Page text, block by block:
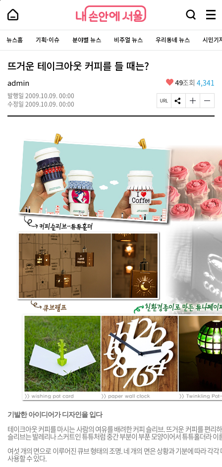
본
가
내
손
에
서
울
-
울
시
표
통
포
털
내
손
에
서
울
검
기
메
뉴
전
체
보
주
비
뉴스홈 기획·이슈 분야별 뉴스 비주얼 뉴스 우리동네 뉴스 시민기
뜨거운 테이크아웃 커피를 들 때는?
admin
발행일 2009.10.09. 00:00
수정일 2009.10.09. 00:00
좋
요
49조회 4,341
페
이
사
S
N
하
글
자
게
경
하
기
글
자
게
경
하
기
기발한 아이디어가 디자인을 입다
테이크아웃 커피를 마시는 사람의 여유를 배려한 커피 슬리브. 뜨거운 커피를 편리
슬리브는 발레리나 스커트인 튜튜처럼 중간 부분이 부푼 모양이어서 튜튜홀더라 이
여섯 개의 면으로 이루어진 큐브 형태의 조명. 네 개의 면은 상황과 기분에 따라 각
사용할 수 있다.
페
단
이